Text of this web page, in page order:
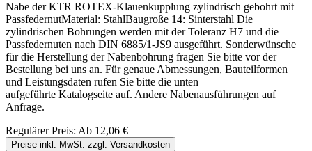
Nabe der KTR ROTEX-Klauenkupplung zylindrisch gebohrt mit
PassfedernutMaterial: StahlBaugroße 14: Sinterstahl Die
zylindrischen Bohrungen werden mit der Toleranz H7 und die
Passfedernuten nach DIN 6885/1-JS9 ausgeführt. Sonderwünsche
für die Herstellung der Nabenbohrung fragen Sie bitte vor der
Bestellung bei uns an. Für genaue Abmessungen, Bauteilformen
und Leistungsdaten rufen Sie bitte die unten
aufgeführte Katalogseite auf. Andere Nabenausführungen auf
Anfrage.
Regulärer Preis: Ab 12,06 €
Preise inkl. MwSt. zzgl. Versandkosten